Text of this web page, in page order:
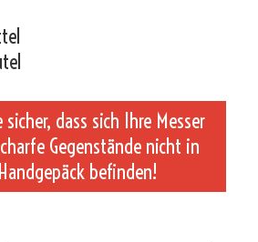
sicher, dass sich Ihre Messer
Gegenstände nicht in
befinden!